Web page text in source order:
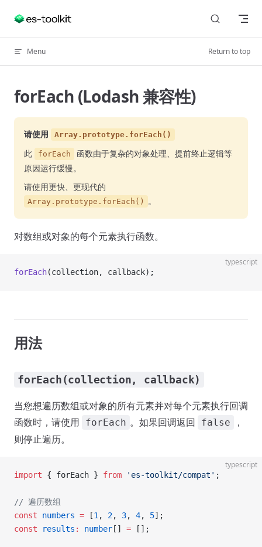
Skip to content
Menu Return to top
forEach (Lodash 兼容性)
请使用 Array.prototype.forEach()
此 forEach
函数由于复杂的对象处理、提前终止逻辑等
原因运行缓慢。
请使用更快、更现代的
Array.prototype.forEach() 。
对数组或对象的每个元素执行函数。
typescript
forEach(collection, callback);
用法
forEach(collection, callback)
当您想遍历数组或对象的所有元素并对每个元素执行回调
函数时，请使用
forEach 。如果回调返回 false
，
则停止遍历。
typescript
import { forEach } from 'es-toolkit/compat' ;
// 遍历数组
const numbers = [1 , 2, 3, 4, 5];
const results : number [] = [];